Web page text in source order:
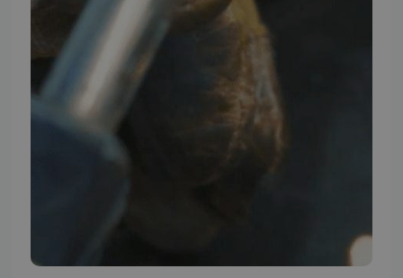
TMP BRAND SHOPS